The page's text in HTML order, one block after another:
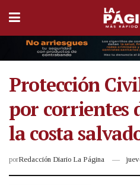
Protección
por corrientes
la costa
porRedacción Diario La Página